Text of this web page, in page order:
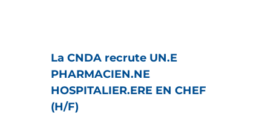
La CNDA recrute UN.E
PHARMACIEN.NE
HOSPITALIER.ERE EN CHEF
(H/F)